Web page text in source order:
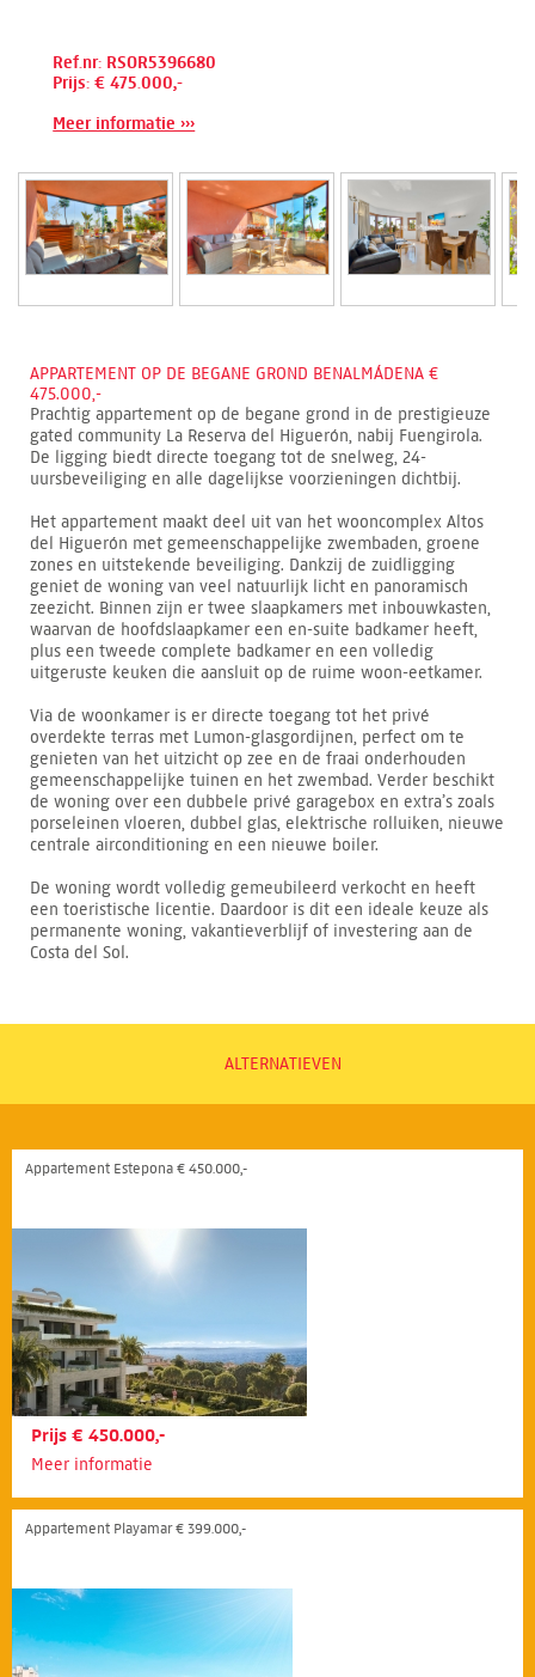
Ref.nr: RSOR5396680
Prijs: € 475.000,-
Meer informatie ›››
APPARTEMENT OP DE BEGANE GROND BENALMÁDENA €
475.000,-
Prachtig appartement op de begane grond in de prestigieuze
gated community La Reserva del Higuerón, nabij Fuengirola.
De ligging biedt directe toegang tot de snelweg, 24-
uursbeveiliging en alle dagelijkse voorzieningen dichtbij.
Het appartement maakt deel uit van het wooncomplex Altos
del Higuerón met gemeenschappelijke zwembaden, groene
zones en uitstekende beveiliging. Dankzij de zuidligging
geniet de woning van veel natuurlijk licht en panoramisch
zeezicht. Binnen zijn er twee slaapkamers met inbouwkasten,
waarvan de hoofdslaapkamer een en-suite badkamer heeft,
plus een tweede complete badkamer en een volledig
uitgeruste keuken die aansluit op de ruime woon-eetkamer.
Via de woonkamer is er directe toegang tot het privé
overdekte terras met Lumon-glasgordijnen, perfect om te
genieten van het uitzicht op zee en de fraai onderhouden
gemeenschappelijke tuinen en het zwembad. Verder beschikt
de woning over een dubbele privé garagebox en extra’s zoals
porseleinen vloeren, dubbel glas, elektrische rolluiken, nieuwe
centrale airconditioning en een nieuwe boiler.
De woning wordt volledig gemeubileerd verkocht en heeft
een toeristische licentie. Daardoor is dit een ideale keuze als
permanente woning, vakantieverblijf of investering aan de
Costa del Sol.
ALTERNATIEVEN
Appartement Estepona € 450.000,-
Prijs € 450.000,-
Meer informatie
Appartement Playamar € 399.000,-